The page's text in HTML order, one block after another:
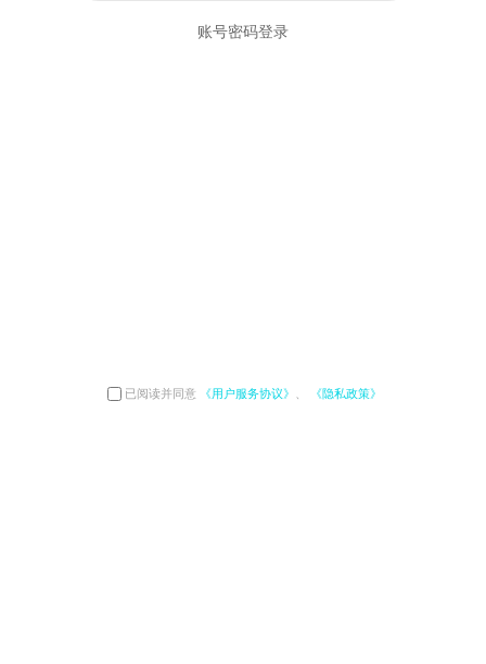
账号密码登录
已阅读并同意 《用户服务协议》 《隐私政策》